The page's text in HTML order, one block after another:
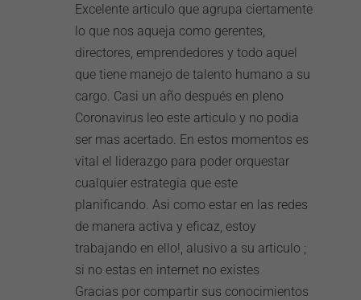
Excelente articulo que agrupa ciertamente
lo que nos aqueja como gerentes,
directores, emprendedores y todo aquel
que tiene manejo de talento humano a su
cargo. Casi un año después en pleno
Coronavirus leo este articulo y no podia
ser mas acertado. En estos momentos es
vital el liderazgo para poder orquestar
cualquier estrategia que este
planificando. Asi como estar en las redes
de manera activa y eficaz, estoy
trabajando en ello!, alusivo a su articulo ;
si no estas en internet no existes
Gracias por compartir sus conocimientos